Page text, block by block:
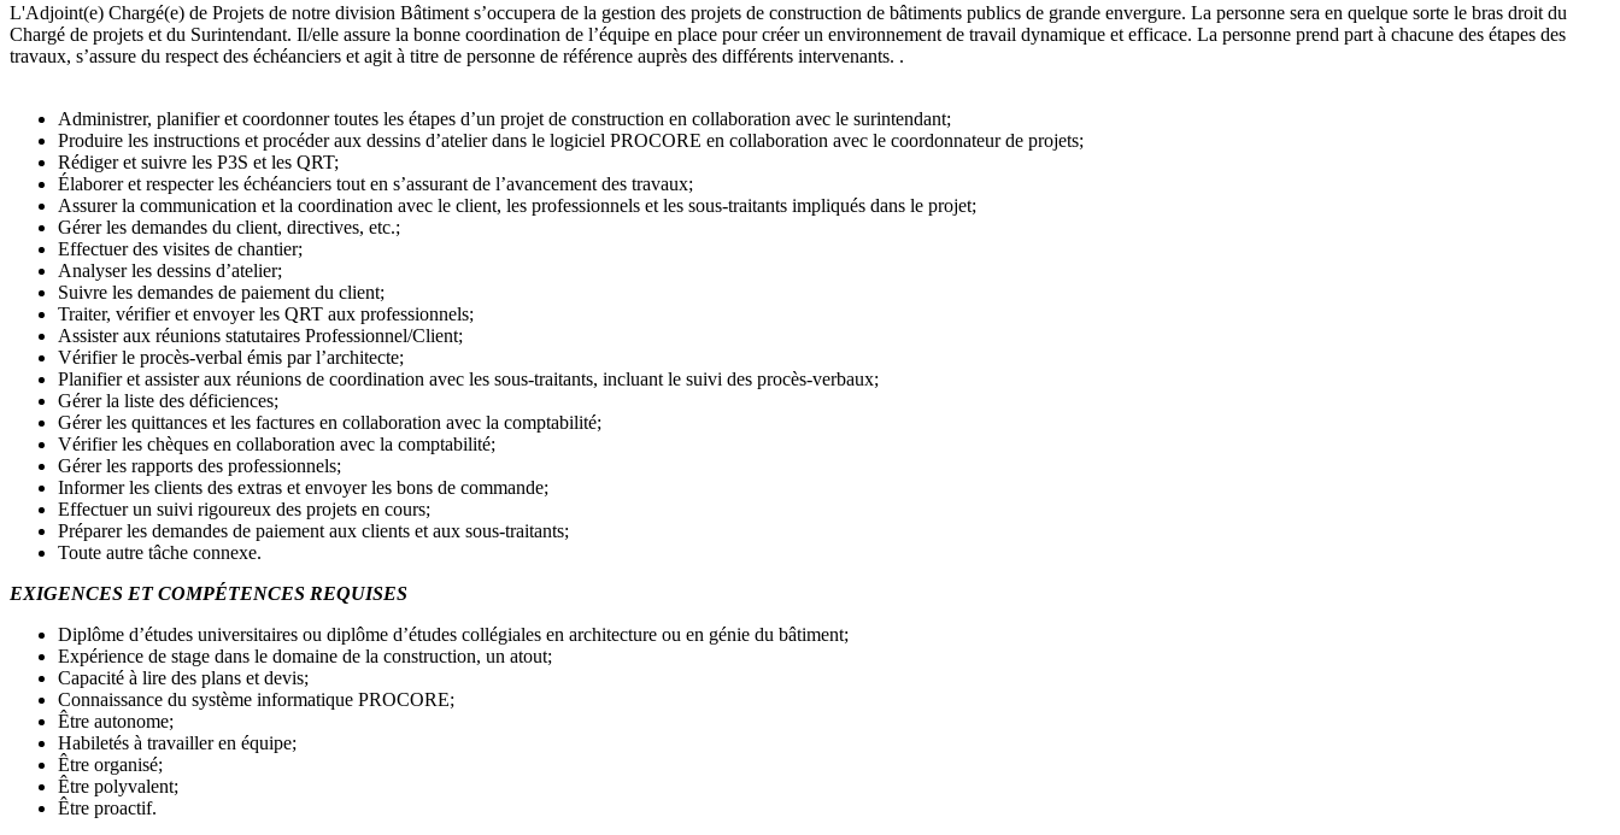
L'Adjoint(e) Chargé(e) de Projets de notre division Bâtiment s’occupera de la gestion des projets de construction de bâtiments publics de grande envergure. La personne sera en quelque sorte le bras droit du
Chargé de projets et du Surintendant. Il/elle assure la bonne coordination de l’équipe en place pour créer un environnement de travail dynamique et efficace. La personne prend part à chacune des étapes des
travaux, s’assure du respect des échéanciers et agit à titre de personne de référence auprès des différents intervenants. .
Administrer, planifier et coordonner toutes les étapes d’un projet de construction en collaboration avec le surintendant;
Produire les instructions et procéder aux dessins d’atelier dans le logiciel PROCORE en collaboration avec le coordonnateur de projets;
Rédiger et suivre les P3S et les QRT;
Élaborer et respecter les échéanciers tout en s’assurant de l’avancement des travaux;
Assurer la communication et la coordination avec le client, les professionnels et les sous-traitants impliqués dans le projet;
Gérer les demandes du client, directives, etc.;
Effectuer des visites de chantier;
Analyser les dessins d’atelier;
Suivre les demandes de paiement du client;
Traiter, vérifier et envoyer les QRT aux professionnels;
Assister aux réunions statutaires Professionnel/Client;
Vérifier le procès-verbal émis par l’architecte;
Planifier et assister aux réunions de coordination avec les sous-traitants, incluant le suivi des procès-verbaux;
Gérer la liste des déficiences;
Gérer les quittances et les factures en collaboration avec la comptabilité;
Vérifier les chèques en collaboration avec la comptabilité;
Gérer les rapports des professionnels;
Informer les clients des extras et envoyer les bons de commande;
Effectuer un suivi rigoureux des projets en cours;
Préparer les demandes de paiement aux clients et aux sous-traitants;
Toute autre tâche connexe.
EXIGENCES ET COMPÉTENCES REQUISES
Diplôme d’études universitaires ou diplôme d’études collégiales en architecture ou en génie du bâtiment;
Expérience de stage dans le domaine de la construction, un atout;
Capacité à lire des plans et devis;
Connaissance du système informatique PROCORE;
Être autonome;
Habiletés à travailler en équipe;
Être organisé;
Être polyvalent;
Être proactif.